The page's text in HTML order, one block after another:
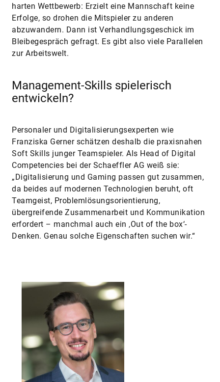
harten Wettbewerb: Erzielt eine Mannschaft keine
Erfolge, so drohen die Mitspieler zu anderen
abzuwandern. Dann ist Verhandlungsgeschick im
Bleibegespräch gefragt. Es gibt also viele Parallelen
zur Arbeitswelt.
Management-Skills spielerisch
entwickeln?
Personaler und Digitalisierungsexperten wie
Franziska Gerner schätzen deshalb die praxisnahen
Soft Skills junger Teamspieler. Als Head of Digital
Competencies bei der Schaeffler AG weiß sie:
„Digitalisierung und Gaming passen gut zusammen,
da beides auf modernen Technologien beruht, oft
Teamgeist, Problemlösungsorientierung,
übergreifende Zusammenarbeit und Kommunikation
erfordert – manchmal auch ein ‚Out of the box‘-
Denken. Genau solche Eigenschaften suchen wir.“